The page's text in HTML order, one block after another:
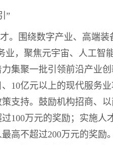
”
。围绕数字产业、高端
业，聚焦元宇宙、人工
集聚一批引领前沿产业
10亿元以上的现代服务
支持。鼓励机构招商、
100万元的奖励；实施人
高不超过200万元的奖